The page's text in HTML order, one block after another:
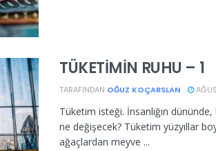
TÜKETİMİN RUHU – 1
TARAFINDAN OĞUZ KOÇARSLAN
Tüketim isteği. İnsanlığın
ne değişecek? Tüketim yüzyıllar
ağaçlardan meyve ...